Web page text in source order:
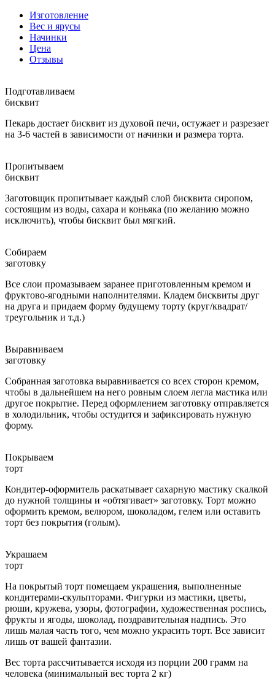
Изготовление
Вес и ярусы
Начинки
Цена
Отзывы
Подготавливаем
бисквит
Пекарь достает бисквит из духовой печи, остужает и разрезает
на 3-6 частей в зависимости от начинки и размера торта.
Пропитываем
бисквит
Заготовщик пропитывает каждый слой бисквита сиропом,
состоящим из воды, сахара и коньяка (по желанию можно
исключить), чтобы бисквит был мягкий.
Собираем
заготовку
Все слои промазываем заранее приготовленным кремом и
фруктово-ягодными наполнителями. Кладем бисквиты друг
на друга и придаем форму будущему торту (круг/квадрат/
треугольник и т.д.)
Выравниваем
заготовку
Собранная заготовка выравнивается со всех сторон кремом,
чтобы в дальнейшем на него ровным слоем легла мастика или
другое покрытие. Перед оформлением заготовку отправляется
в холодильник, чтобы остудится и зафиксировать нужную
форму.
Покрываем
торт
Кондитер-оформитель раскатывает сахарную мастику скалкой
до нужной толщины и «обтягивает» заготовку. Торт можно
оформить кремом, велюром, шоколадом, гелем или оставить
торт без покрытия (голым).
Украшаем
торт
На покрытый торт помещаем украшения, выполненные
кондитерами-скульпторами. Фигурки из мастики, цветы,
рюши, кружева, узоры, фотографии, художественная роспись,
фрукты и ягоды, шоколад, поздравительная надпись. Это
лишь малая часть того, чем можно украсить торт. Все зависит
лишь от вашей фантазии.
Вес торта рассчитывается исходя из порции 200 грамм на
человека (минимальный вес торта 2 кг)